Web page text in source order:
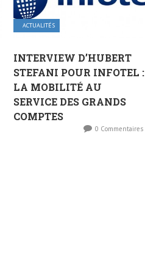
ACTUALITÉS
INTERVIEW D’HUBERT
STEFANI POUR INFOTEL :
LA MOBILITÉ AU
SERVICE DES GRANDS
COMPTES
0 Commentaires